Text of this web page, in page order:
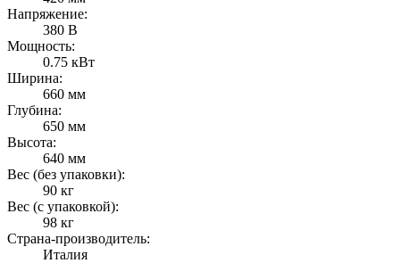
Напряжение:
380 В
Мощность:
0.75 кВт
Ширина:
660 мм
Глубина:
650 мм
Высота:
640 мм
Вес (без упаковки):
90 кг
Вес (с упаковкой):
98 кг
Страна-производитель:
Италия